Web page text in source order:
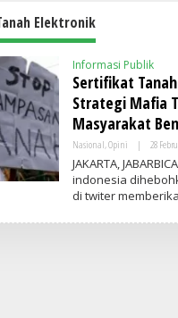
Elektronik
Informasi Publik
Sertifikat
Strategi Mafia
Masyarakat
Nasional,Opini | 28
JAKARTA,
indonesia
di twiter